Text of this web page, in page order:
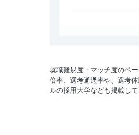
就職難易度・マッチ度のペ
倍率、選考通過率や、選考
ルの採用大学なども掲載し